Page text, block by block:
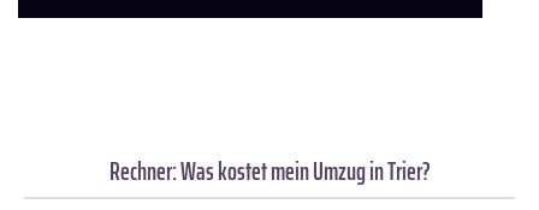
Rechner: Was kostet mein Umzug in Trier?